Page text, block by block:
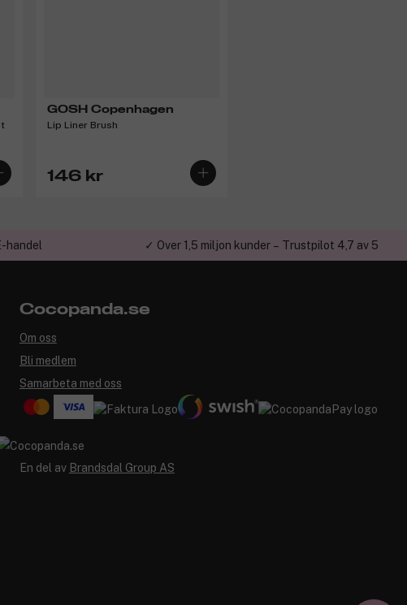
GOSH Copenhagen
Lip Liner Brush
146 kr
handel ✓ Över 1,5 miljon kunder – Trustpilot 4,7 av 5
Cocopanda.se
Om oss
Bli medlem
Samarbeta med oss
En del av Brandsdal Group AS